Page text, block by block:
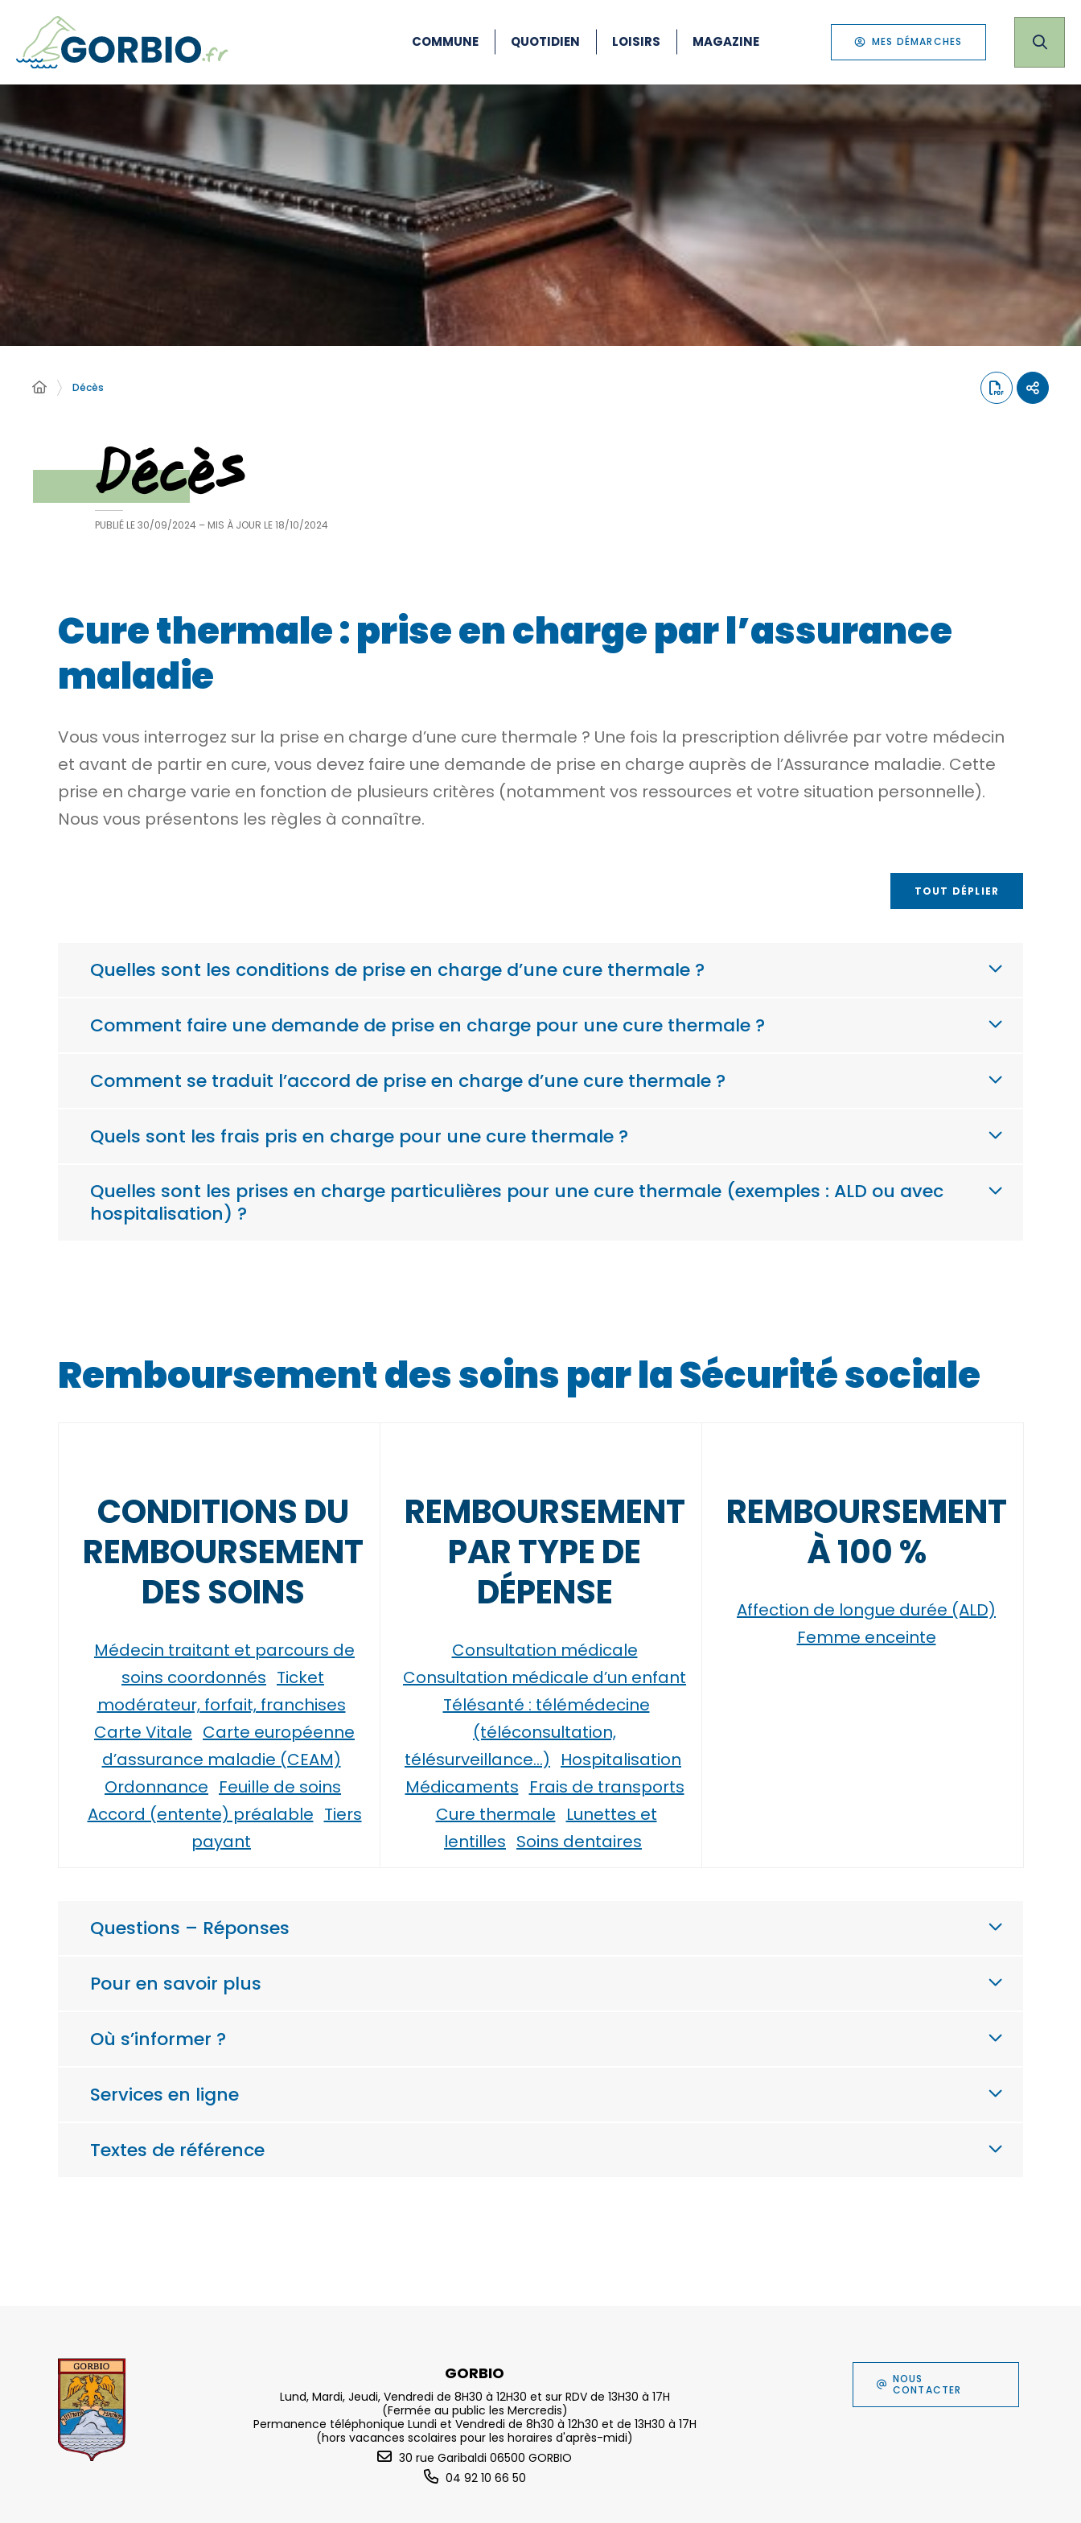
COMMUNE QUOTIDIEN LOISIRS MAGAZINE MES DÉMARCHES
Décès
Décès
PUBLIÉ LE30/09/2024 – MIS À JOUR LE18/10/2024
Cure thermale : prise en charge par l’assurance
maladie
Vous vous interrogez sur la prise en charge d’une cure thermale ? Une fois la prescription délivrée par votre médecin
et avant de partir en cure, vous devez faire une demande de prise en charge auprès de l’Assurance maladie. Cette
prise en charge varie en fonction de plusieurs critères (notamment vos ressources et votre situation personnelle).
Nous vous présentons les règles à connaître.
TOUT DÉPLIER
Quelles sont les conditions de prise en charge d’une cure thermale ?
Comment faire une demande de prise en charge pour une cure thermale ?
Comment se traduit l’accord de prise en charge d’une cure thermale ?
Quels sont les frais pris en charge pour une cure thermale ?
Quelles sont les prises en charge particulières pour une cure thermale (exemples : ALD ou avec
hospitalisation) ?
Remboursement des soins par la Sécurité sociale
CONDITIONS DU
REMBOURSEMENT
DES SOINS
Médecin traitant et parcours de
soins coordonnés Ticket
modérateur, forfait, franchises
Carte Vitale Carte européenne
d’assurance maladie (CEAM)
Ordonnance Feuille de soins
Accord (entente) préalable Tiers
payant
REMBOURSEMENT
PAR TYPE DE
DÉPENSE
Consultation médicale
Consultation médicale d’un enfant
Télésanté : télémédecine
(téléconsultation,
télésurveillance…)
Hospitalisation
Médicaments Frais de transports
Cure thermale Lunettes et
lentilles Soins dentaires
REMBOURSEMENT
À 100 %
Affection de longue durée (ALD)
Femme enceinte
Questions – Réponses
Pour en savoir plus
Où s’informer ?
Services en ligne
Textes de référence
GORBIO
Lund, Mardi, Jeudi, Vendredi de 8H30 à 12H30 et sur RDV de 13H30 à 17H
(Fermée au public les Mercredis)
Permanence téléphonique Lundi et Vendredi de 8h30 à 12h30 et de 13H30 à 17H
(hors vacances scolaires pour les horaires d'après-midi)
30 rue Garibaldi 06500 GORBIO
04 92 10 66 50
NOUS
CONTACTER